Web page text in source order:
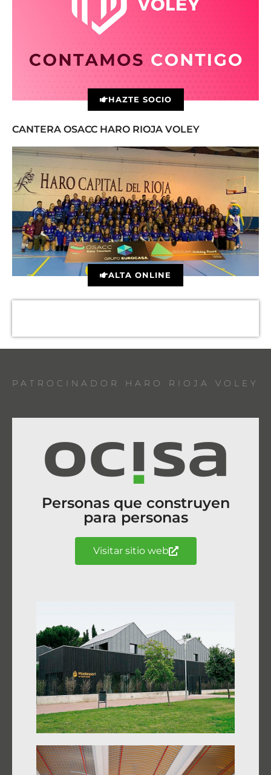
HAZTE SOCIO
CANTERA OSACC HARO RIOJA VOLEY
ALTA ONLINE
PATROCINADOR HARO RIOJA VOLEY
Personas que construyen
para personas
Visitar sitio web